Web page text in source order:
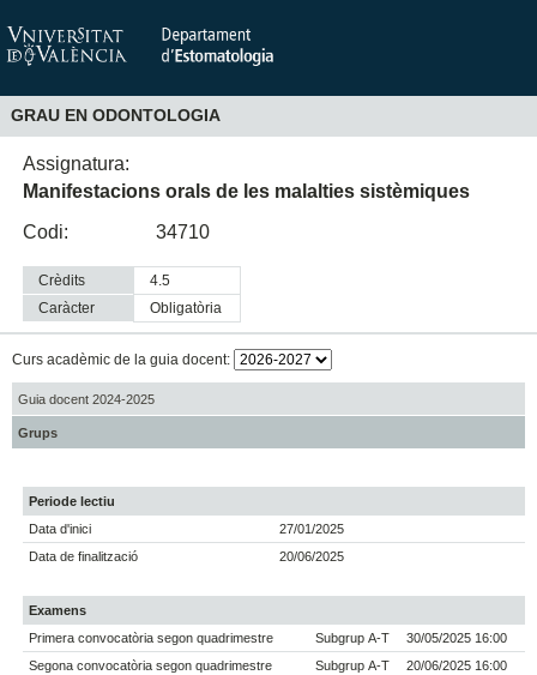
GRAU EN ODONTOLOGIA
Assignatura:
Manifestacions orals de les malalties sistèmiques
Codi:
34710
Crèdits
4.5
Caràcter
obligatòria
Curs acadèmic de la guia docent:
Guia docent 2024-2025
Grups
Periode lectiu
Data d'inici
27/01/2025
Data de finalització
20/06/2025
Examens
Primera convocatòria segon quadrimestre
Subgrup A-T
30/05/2025 16:00
Segona convocatòria segon quadrimestre
Subgrup A-T 20/06/2025 16:00